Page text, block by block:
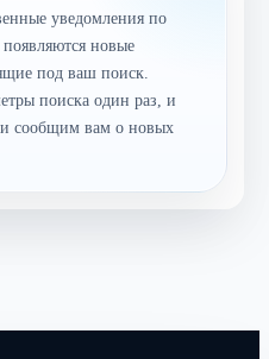
уведомления по
новые
под ваш поиск.
поиска один раз, и
сообщим вам о новых